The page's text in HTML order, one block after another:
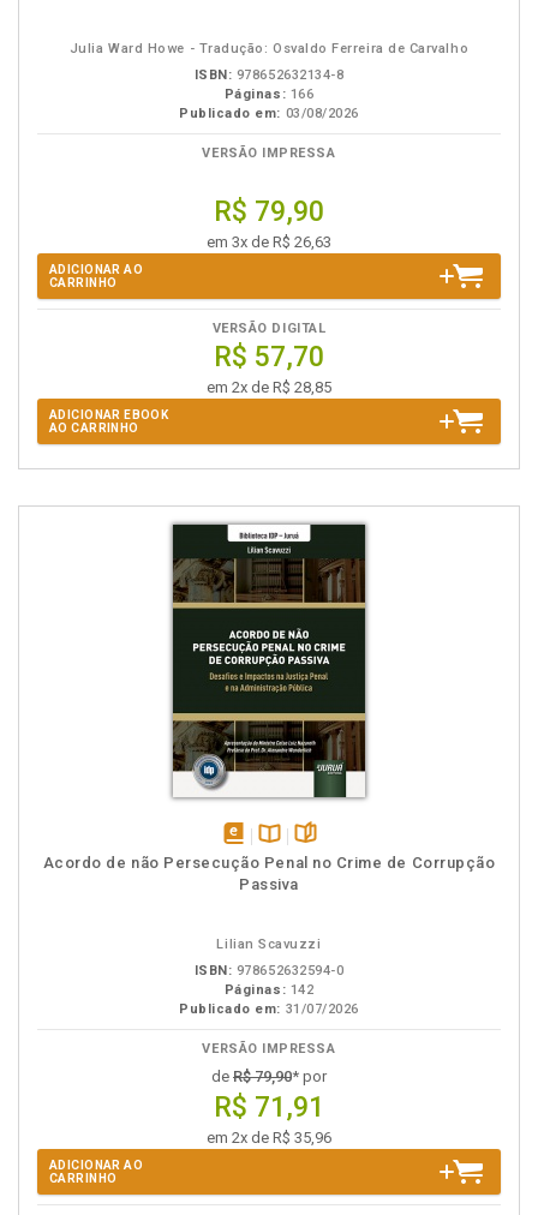
Julia Ward Howe - Tradução: Osvaldo Ferreira de Carvalho
ISBN: 978652632134-8
Páginas: 166
Publicado em: 03/08/2026
VERSÃO IMPRESSA
R$ 79,90
em 3x de R$ 26,63
ADICIONAR AO
CARRINHO
VERSÃO DIGITAL
R$ 57,70
em 2x de R$ 28,85
ADICIONAR EBOOK
AO CARRINHO
disponível
em
Disponível
na
páginas
Acordo de não Persecução Penal no Crime de Corrupção
Passiva
Lilian Scavuzzi
ISBN: 978652632594-0
Páginas: 142
Publicado em: 31/07/2026
VERSÃO IMPRESSA
de R$ 79,90* por
R$ 71,91
em 2x de R$ 35,96
ADICIONAR AO
CARRINHO